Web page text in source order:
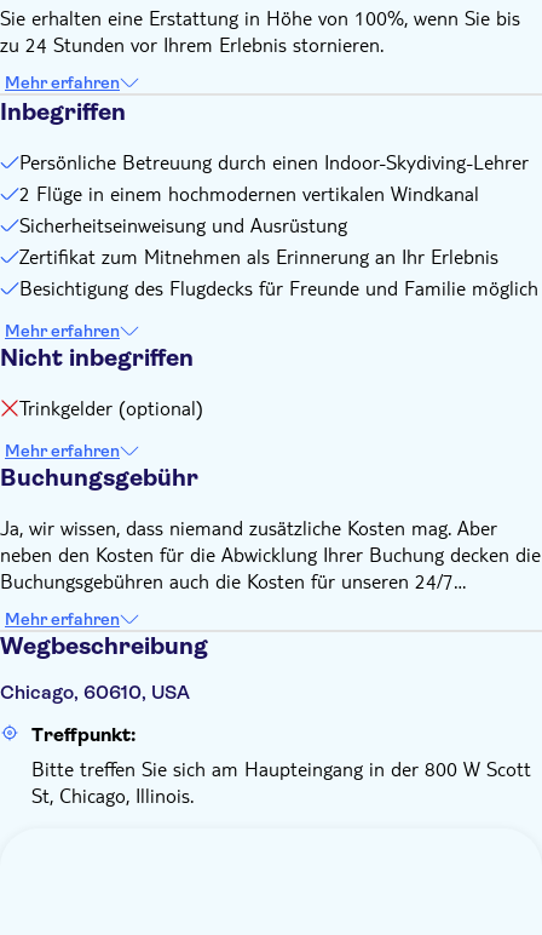
können.
Kleinkinder unter 3 Jahren
Sie erhalten eine Erstattung in Höhe von 100%, wenn Sie bis
zu 24 Stunden vor Ihrem Erlebnis stornieren.
Mehr erfahren
Inbegriffen
Persönliche Betreuung durch einen Indoor-Skydiving-Lehrer
2 Flüge in einem hochmodernen vertikalen Windkanal
Sicherheitseinweisung und Ausrüstung
Zertifikat zum Mitnehmen als Erinnerung an Ihr Erlebnis
Besichtigung des Flugdecks für Freunde und Familie möglich
Mehr erfahren
Nicht inbegriffen
Trinkgelder (optional)
Mehr erfahren
Buchungsgebühr
Ja, wir wissen, dass niemand zusätzliche Kosten mag. Aber
neben den Kosten für die Abwicklung Ihrer Buchung decken die
Buchungsgebühren auch die Kosten für unseren 24/7
Kundenservice sowie für unsere kostenlose App, mit der Sie
direkt auf Ihre Tickets zugreifen und neue Reiseziele entdecken
können.
Mehr erfahren
Wegbeschreibung
Chicago, 60610, USA
Treffpunkt:
Bitte treffen Sie sich am Haupteingang in der 800 W Scott
St, Chicago, Illinois.